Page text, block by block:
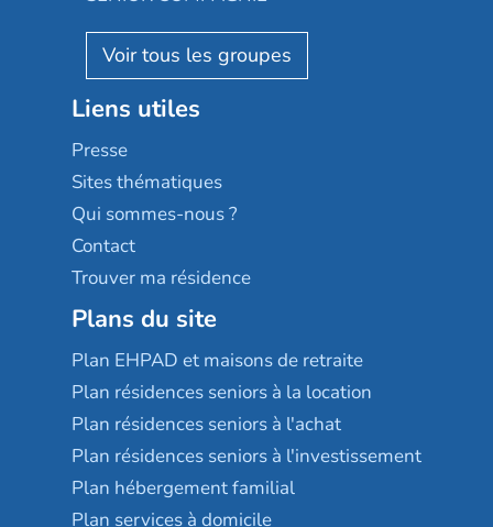
Reseda
Stella management
Les villages d'or
Sérénys
Résidences services Villa Médicis
Résidalya
Groupe aplus
AGE D'OR Services
Liens utiles
Presse
Sites thématiques
Qui sommes-nous ?
Contact
Trouver ma résidence
Plans du site
Plan EHPAD et maisons de retraite
Plan résidences seniors à la location
Plan résidences seniors à l'achat
Plan résidences seniors à l'investissement
Plan hébergement familial
Plan services à domicile